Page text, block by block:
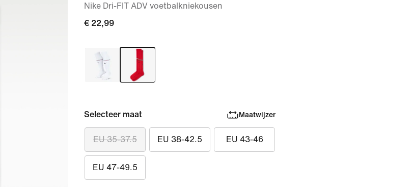
Nike Dri-FIT ADV voetbalkniekousen
€ 22,99
Selecteer maat Maatwijzer
EU 35-37.5 EU 38-42.5 EU 43-46
EU 47-49.5